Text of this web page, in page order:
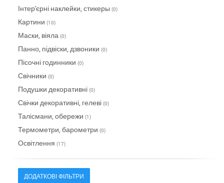
Інтер'єрні наклейки, стикеры (0)
Картини (10)
Маски, віяла (0)
Панно, підвіски, дзвоники (0)
Пісочні годинники (0)
Свічники (0)
Подушки декоративні (0)
Свічки декоративні, гелеві (0)
Талісмани, обережи (1)
Термометри, барометри (0)
Освітлення (17)
ДОДАТКОВІ ФІЛЬТРИ